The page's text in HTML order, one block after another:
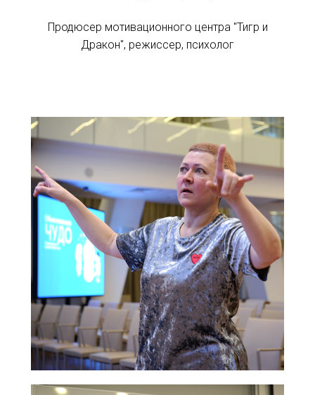
Продюсер мотивационного центра "Тигр и
Дракон", режиссер, психолог